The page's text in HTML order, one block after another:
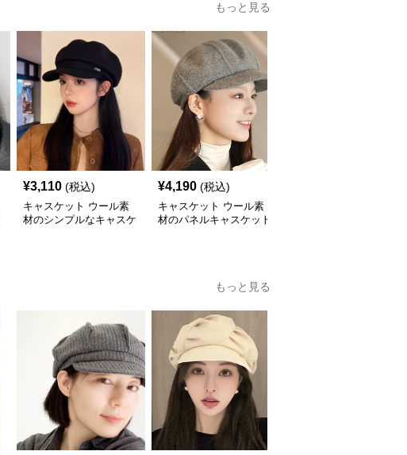
もっと見る
¥3,110 (税込)
キャスケット ウール素
材のシンプルなキャスケ
¥4,190 (税込)
キャスケット ウール素
材のパネルキャスケット
もっと見る